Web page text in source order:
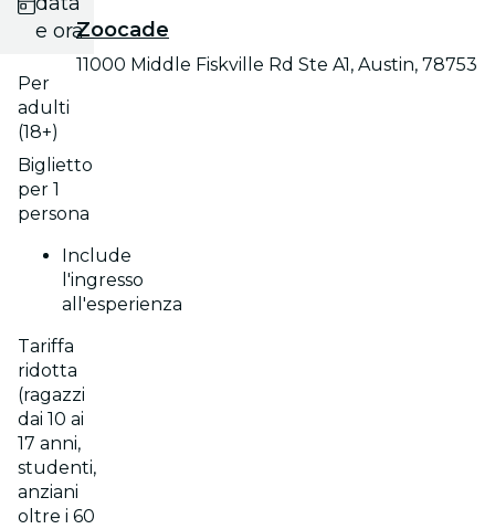
e ora
Per
adulti
(18+)
Biglietto
per 1
persona
Include
l'ingresso
all'esperienza
Tariffa
ridotta
(ragazzi
dai 10 ai
17 anni,
studenti,
anziani
oltre i 60
Zoocade
11000 Middle Fiskville Rd Ste A1, Austin, 78753